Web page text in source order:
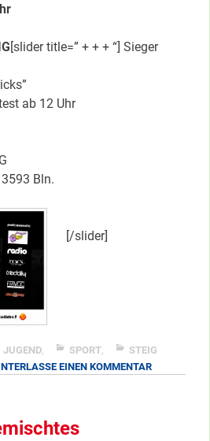
[slider title=” + + + “] Sieger
ab 12 Uhr
Bln.
[/slider]
JUGEND, SPORT,
STEIG
EINEN KOMMENTARZU